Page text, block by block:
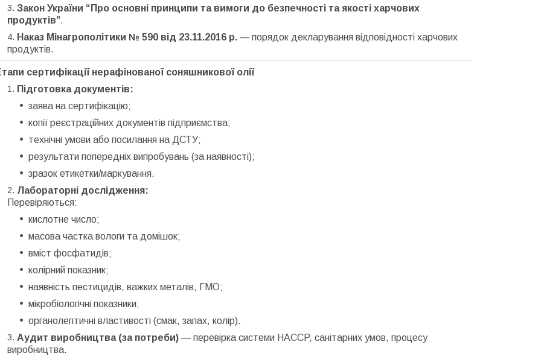
Закон України “Про основні принципи та вимоги до безпечності та якості харчових
продуктів”.
Наказ Мінагрополітики № 590 від 23.11.2016 р. — порядок декларування відповідності харчових
продуктів.
сертифікації нерафінованої соняшникової олії
Підготовка документів:
заява на сертифікацію;
копії реєстраційних документів підприємства;
технічні умови або посилання на ДСТУ;
результати попередніх випробувань (за наявності);
зразок етикетки/маркування.
Лабораторні дослідження:
Перевіряються:
кислотне число;
масова частка вологи та домішок;
вміст фосфатидів;
колірний показник;
наявність пестицидів, важких металів, ГМО;
мікробіологічні показники;
органолептичні властивості (смак, запах, колір).
Аудит виробництва (за потреби) — перевірка системи HACCP, санітарних умов, процесу
виробництва.